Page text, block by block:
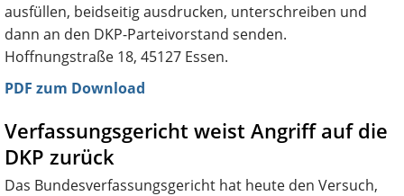
ausfüllen, beidseitig ausdrucken, unterschreiben und
dann an den DKP-Parteivorstand senden.
Hoffnungstraße 18, 45127 Essen.
PDF zum Download
Verfassungsgericht weist Angriff auf die
DKP zurück
Das Bundesverfassungsgericht hat heute den Versuch,